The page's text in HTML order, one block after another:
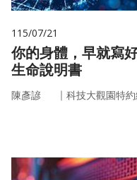
115/07/21
你的身體，早就寫
生命說明書
陳彥諺 ｜ 科技大觀園特